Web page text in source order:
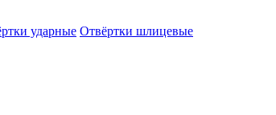
ударные Отвёртки шлицевые